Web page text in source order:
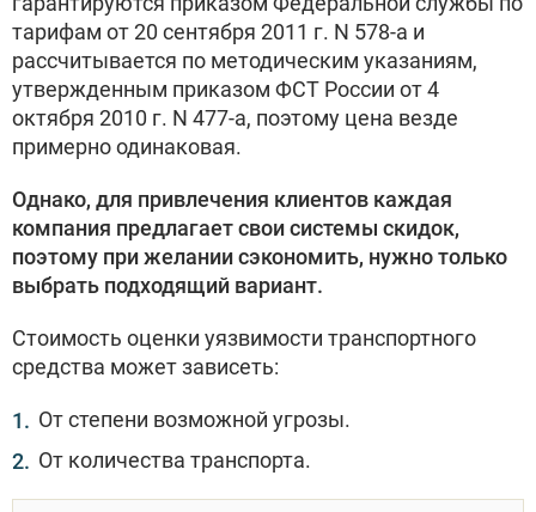
тарифам от 20 сентября 2011 г. N 578-а и
рассчитывается по методическим указаниям,
утвержденным приказом ФСТ России от 4
октября 2010 г. N 477-а, поэтому цена везде
примерно одинаковая.
Однако, для привлечения клиентов каждая
компания предлагает свои системы скидок,
поэтому при желании сэкономить, нужно только
выбрать подходящий вариант.
Стоимость оценки уязвимости транспортного
средства может зависеть:
От степени возможной угрозы.
От количества транспорта.